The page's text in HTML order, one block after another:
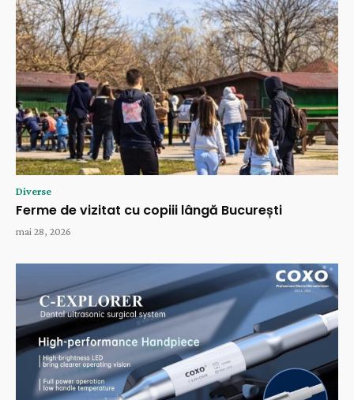
Diverse
Ferme de vizitat cu copiii lângă București
mai 28, 2026